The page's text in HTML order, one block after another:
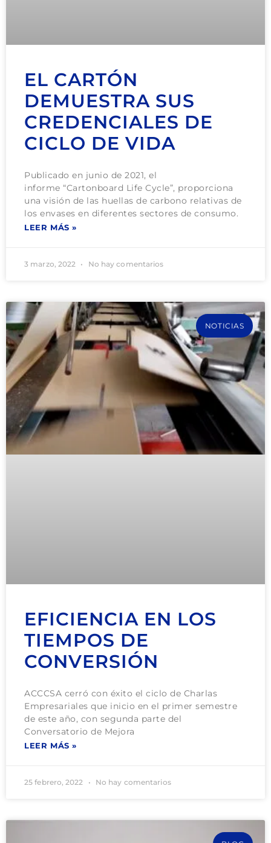
EL CARTÓN
DEMUESTRA SUS
CREDENCIALES DE
CICLO DE VIDA
Publicado en junio de 2021, el
informe “Cartonboard Life Cycle”, proporciona
una visión de las huellas de carbono relativas de
los envases en diferentes sectores de consumo.
LEER MÁS »
3 marzo, 2022 No hay comentarios
NOTICIAS
EFICIENCIA EN LOS
TIEMPOS DE
CONVERSIÓN
ACCCSA cerró con éxito el ciclo de Charlas
Empresariales que inicio en el primer semestre
de este año, con segunda parte del
Conversatorio de Mejora
LEER MÁS »
25 febrero, 2022 No hay comentarios